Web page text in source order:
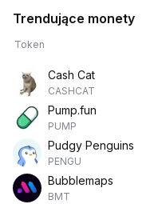
Trendujące monety
Token
Cash Cat
CASHCAT
Pump.fun
PUMP
Pudgy Penguins
PENGU
Bubblemaps
BMT